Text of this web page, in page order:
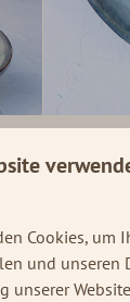
Speisen
sehr freuen,
im
Cookies, um
und unseren
unserer